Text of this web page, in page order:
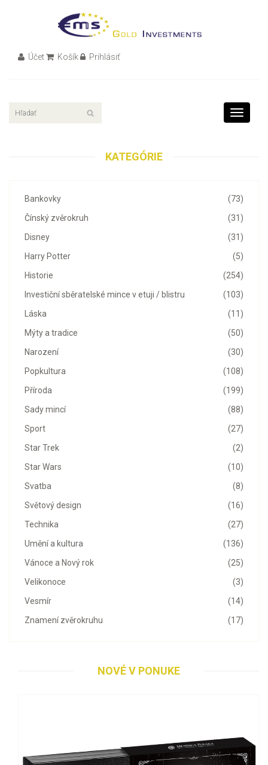
Účet Košík Prihlásiť
Toggle
KATEGÓRIE
(73)
Bankovky
(31)
Čínský zvěrokruh
(31)
Disney
(5)
Harry Potter
(254)
Historie
(103)
Investiční sběratelské mince v etuji / blistru
(11)
Láska
(50)
Mýty a tradice
(30)
Narození
(108)
Popkultura
(199)
Příroda
(88)
Sady mincí
(27)
Sport
(2)
Star Trek
(10)
Star Wars
(8)
Svatba
(16)
Světový design
(27)
Technika
(136)
Umění a kultura
(25)
Vánoce a Nový rok
(3)
Velikonoce
(14)
Vesmír
(17)
Znamení zvěrokruhu
NOVÉ V PONUKE